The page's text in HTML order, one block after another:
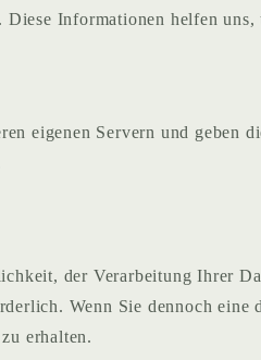
Informationen helfen
eigenen Servern und
der Verarbeitung Ihrer
Wenn Sie dennoch
erhalten.